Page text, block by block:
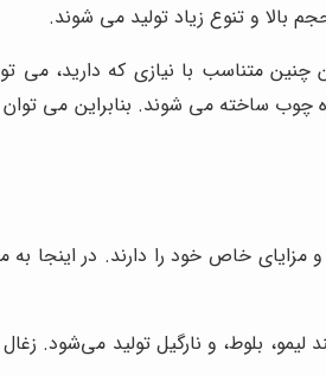
بالا و تنوع زیاد تولید می شوند.
متناسب با نیازی که دارید، می
چوب ساخته می شوند. بنابراین می
خاص خود را دارند. در اینجا به
لیمو، بلوط، و نارگیل تولید